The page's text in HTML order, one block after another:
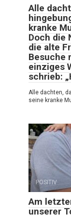
Alle
kranke
Doch die
die alte
Besuche
einziges
schrieb:
Alle dachten,
seine kranke
POSITIV
Am
unserer